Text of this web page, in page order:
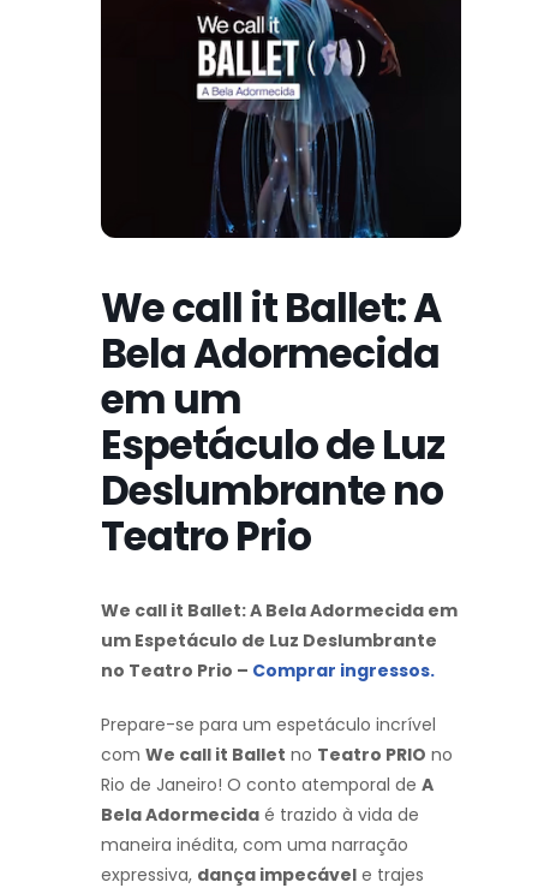
We call it Ballet: A
Bela Adormecida
em um
Espetáculo de Luz
Deslumbrante no
Teatro Prio
We call it Ballet: A Bela Adormecida em
um Espetáculo de Luz Deslumbrante
no Teatro Prio – Comprar ingressos.
Prepare-se para um espetáculo incrível
com We call it Ballet no Teatro PRIO no
Rio de Janeiro! O conto atemporal de A
Bela Adormecida é trazido à vida de
maneira inédita, com uma narração
expressiva, dança impecável e trajes